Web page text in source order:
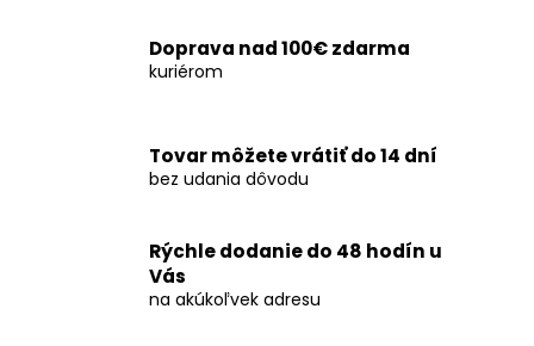
Doprava nad 100€ zdarma
kuriérom
Tovar môžete vrátiť do 14 dní
bez udania dôvodu
Rýchle dodanie do 48 hodín u
Vás
na akúkoľvek adresu